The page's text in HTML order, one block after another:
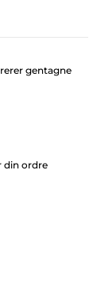
gentagne
din ordre